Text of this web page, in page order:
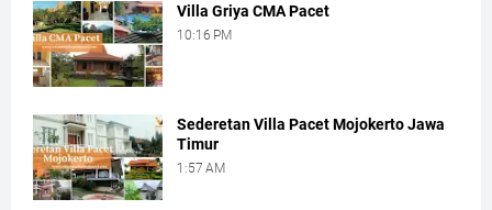
Villa Griya CMA Pacet
10:16 PM
Sederetan Villa Pacet Mojokerto Jawa
Timur
1:57 AM